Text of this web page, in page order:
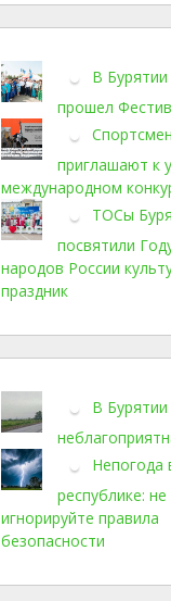
В
прошел
приглашают к
международном
ТОСы
посвятили
народов России
праздник
В Бурятии
Непогода
республике: не
игнорируйте правила
безопасности